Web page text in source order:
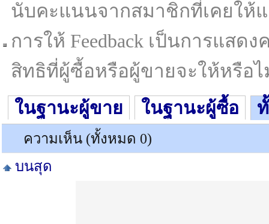
นับคะแนนจากสมาชิกที่เคยให้
การให้ Feedback เป็นการแส
สิทธิที่ผู้ซื้อหรือผู้ขายจะให้หรือไ
ในฐานะผู้ขาย ในฐานะผู้ซื้อ
ความเห็น (ทั้งหมด 0)
บนสุด